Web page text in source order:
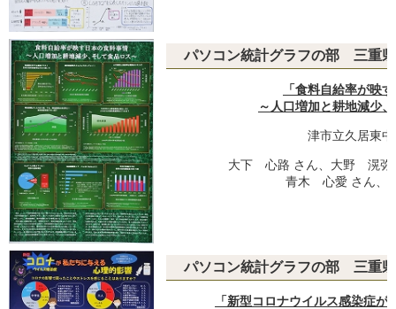
パソコン統計グラフの部 三重
「食料自給率が映
～人口増加と耕地減少
津市立久居東
大下 心路 さん、大野 滉弥
青木 心愛 さん、
パソコン統計グラフの部 三重
「新型コロナウイルス感染症